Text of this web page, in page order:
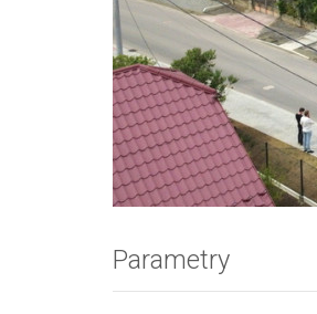
Zdjęcie 1
Parametry